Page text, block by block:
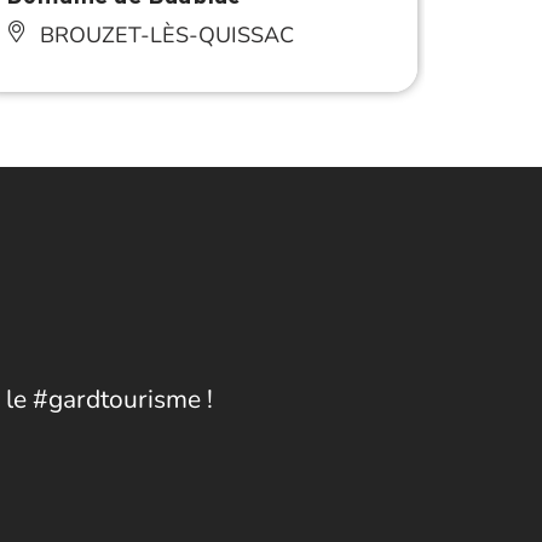
BROUZET-LÈS-QUISSAC
#gardtourisme !